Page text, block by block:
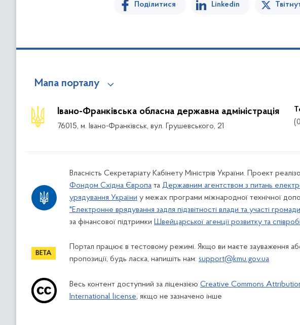
Поділитися Linkedin
Мапа порталу
Івано-Франківська обласна державна адміністрація
76015, м. Івано-Франківськ, вул. Грушевського, 21
Власність Секретаріату Кабінету Міністрів України. Проект
Фондом Східна Європа та Державним агентством з питань
урядування України у межах програми міжнародної технічної
"Електронне врядування задля підзвітності влади та участі
за фінансової підтримки Швейцарської агенції розвитку та
Портал працює в тестовому режимі. Якщо ви маєте зауваження
пропозиції, будь ласка, напишіть нам: support@kmu.gov.ua
Весь контент доступний за ліцензією Creative Commons
International license, якщо не зазначено інше